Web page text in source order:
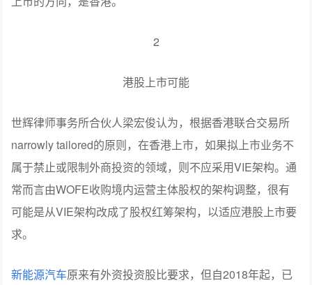
2
港股上市可能
世辉律师事务所合伙人梁宏俊认为，根据香港联合交易所
narrowly tailored的原则，在香港上市，如果拟上市业务不
属于禁止或限制外商投资的领域，则不应采用VIE架构。通
常而言由WOFE收购境内运营主体股权的架构调整，很有
可能是从VIE架构改成了股权红筹架构，以适应港股上市要
求。
新能源汽车原来有外资投资股比要求，但自2018年起，已